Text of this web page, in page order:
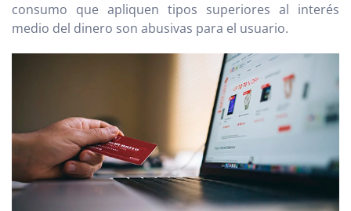
consumo que apliquen tipos superiores al interés
medio del dinero son abusivas para el usuario.